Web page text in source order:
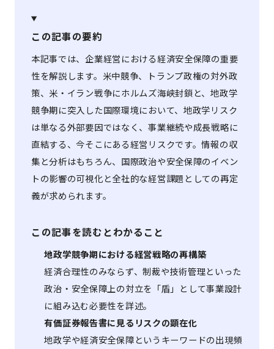
この記事の要約
本記事では、企業経営における経済安全保障の重要
性を解説します。米中競争、トランプ政権の対外政
策、米・イラン戦争にホルムズ海峡封鎖と、地政学
競争期に突入した国際環境において、地政学リスク
は単なる外部要因ではなく、事業継続や成長戦略に
直結する、今そこにある経営リスクです。情報の収
集と分析はもちろん、国際政治や安全保障のイベン
トの影響の可視化と全社的な経営課題としての再定
義が求められます。
この記事を読むとわかること
地政学競争期における経営戦略の再構築
経済合理性のみならず、制裁や技術管理といった
政治・安全保障上の対立を「盾」として事業設計
に組み込む必要性を詳述。
有価証券報告書に見るリスクの顕在化
地政学や経済安全保障というキーワードの出現頻